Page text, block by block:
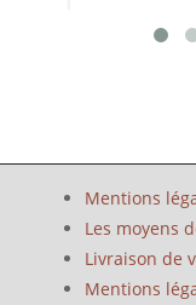
Mentions
Les moyens
Livraison de
Mentions